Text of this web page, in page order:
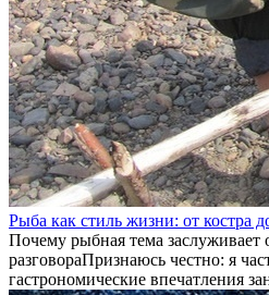
Рыба как стиль жизни: от костра
Почему рыбная тема заслуживает
разговораПризнаюсь честно: я
гастрономические впечатления